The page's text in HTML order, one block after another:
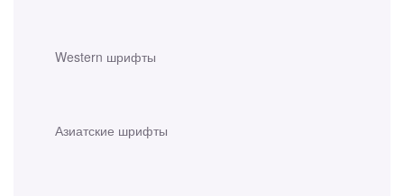
Western шрифты
Азиатские шрифты